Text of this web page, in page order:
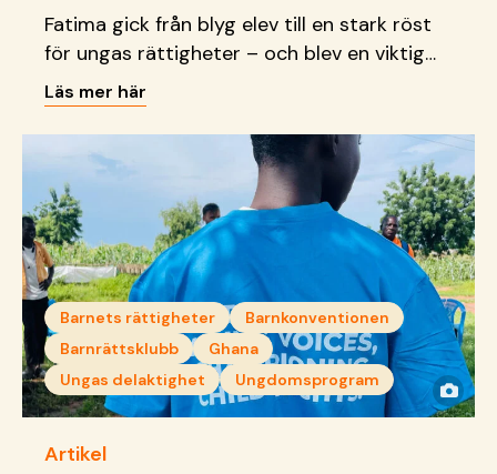
Fatima gick från blyg elev till en stark röst
för ungas rättigheter – och blev en viktig
förebild för andra unga.
Läs mer här
Barnets rättigheter
Barnkonventionen
Barnrättsklubb
Ghana
Ungas delaktighet
Ungdomsprogram
Artikel